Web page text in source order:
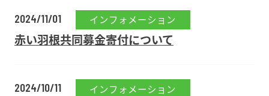
2024/11/01 インフォメーション
赤い羽根共同募金寄付について
2024/10/11 インフォメーション